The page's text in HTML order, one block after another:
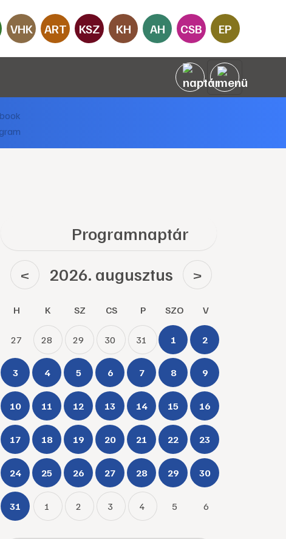
VHK ART KSZ KH AH CSB EP
Programnaptár
< 2026. augusztus >
H K SZ CS P SZO V
27 28 29 30 31 1 2
3 4 5 6 7 8 9
10 11 12 13 14 15 16
17 18 19 20 21 22 23
24 25 26 27 28 29 30
31 1 2 3 4 5 6